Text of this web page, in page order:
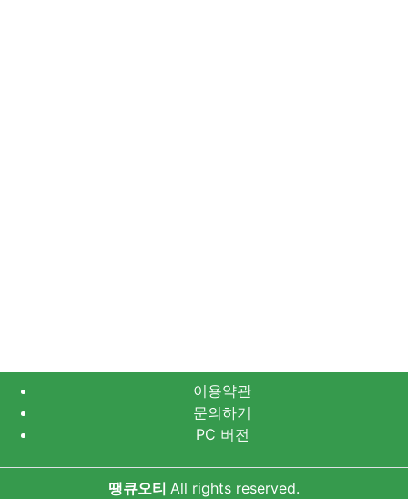
이용약관
문의하기
PC 버전
땡큐오티 All rights reserved.